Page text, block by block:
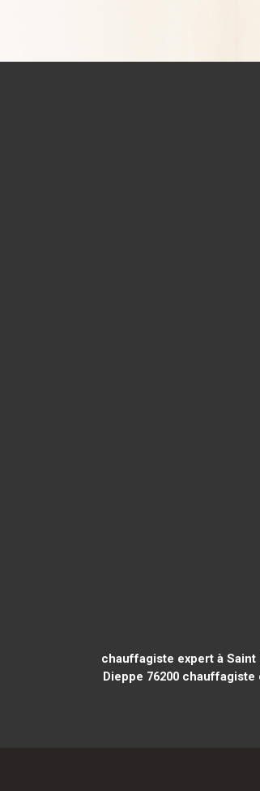
chauffagiste expert à Saint
Dieppe 76200 chauffagiste